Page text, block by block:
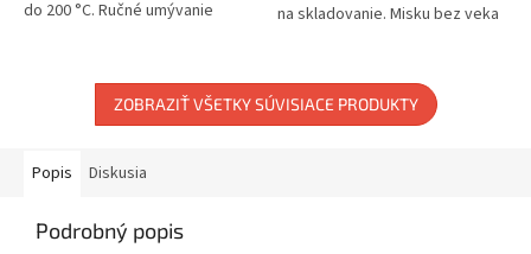
do 200 °C. Ručné umývanie
na skladovanie. Misku bez veka
ZOBRAZIŤ VŠETKY SÚVISIACE PRODUKTY
Popis Diskusia
Podrobný popis